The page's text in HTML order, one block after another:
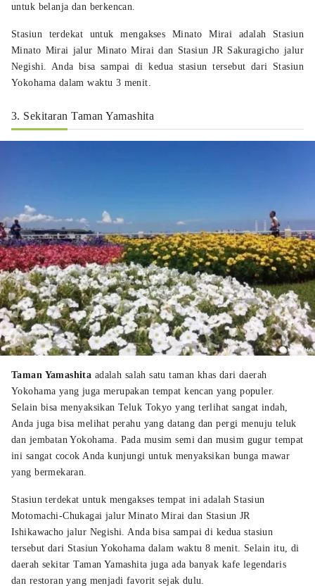
untuk belanja dan berkencan.
Stasiun terdekat untuk mengakses Minato Mirai adalah Stasiun
Minato Mirai jalur Minato Mirai dan Stasiun JR Sakuragicho jalur
Negishi. Anda bisa sampai di kedua stasiun tersebut dari Stasiun
Yokohama dalam waktu 3 menit.
3. Sekitaran Taman Yamashita
Taman Yamashita adalah salah satu taman khas dari daerah
Yokohama yang juga merupakan tempat kencan yang populer.
Selain bisa menyaksikan Teluk Tokyo yang terlihat sangat indah,
Anda juga bisa melihat perahu yang datang dan pergi menuju teluk
dan jembatan Yokohama. Pada musim semi dan musim gugur tempat
ini sangat cocok Anda kunjungi untuk menyaksikan bunga mawar
yang bermekaran.
Stasiun terdekat untuk mengakses tempat ini adalah Stasiun
Motomachi-Chukagai jalur Minato Mirai dan Stasiun JR
Ishikawacho jalur Negishi. Anda bisa sampai di kedua stasiun
tersebut dari Stasiun Yokohama dalam waktu 8 menit. Selain itu, di
daerah sekitar Taman Yamashita juga ada banyak kafe legendaris
dan restoran yang menjadi favorit sejak dulu.